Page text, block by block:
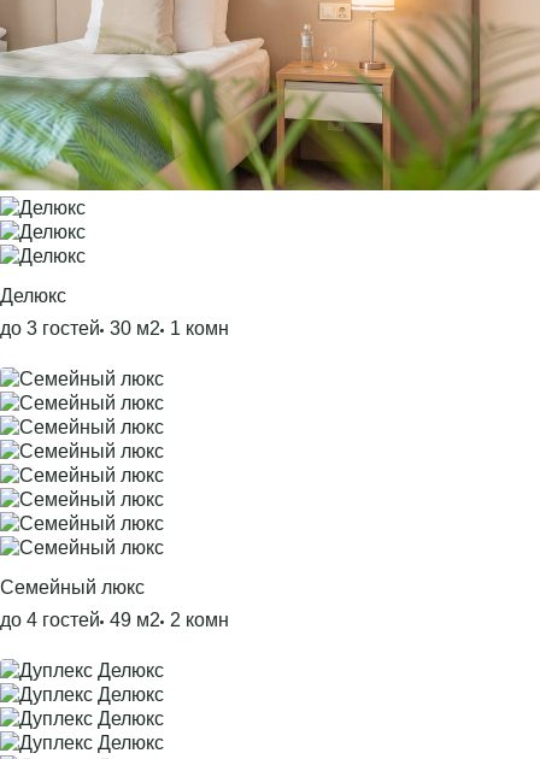
Делюкс
до 3 гостей 30 м2 1 комн
Семейный люкс
до 4 гостей 49 м2 2 комн